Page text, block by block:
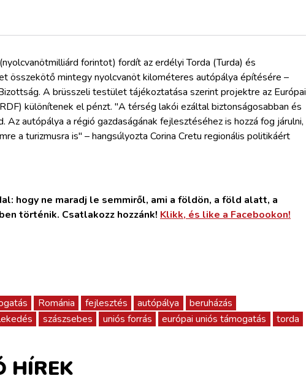
forintot) fordít az erdélyi Torda (Turda) és
összekötő mintegy nyolcvanöt kilométeres autópálya építésére –
A brüsszeli testület tájékoztatása szerint projektre az Európai
különítenek el pénzt. "A térség lakói ezáltal biztonságosabban és
Az autópálya a régió gazdaságának fejlesztéséhez is hozzá fog járulni,
a turizmusra is" –hangsúlyozta Corina Cretu regionális politikáért
hogy ne maradj le semmiről, ami a földön, a föld alatt, a
történik. Csatlakozz hozzánk! Klikk, és like a Facebookon!
Románia fejlesztés autópálya
beruházás
szászsebes uniós forrás európai uniós támogatás torda
HÍREK